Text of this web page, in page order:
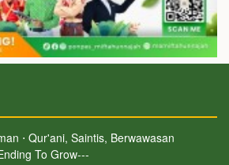
⋅ Qur'ani, Saintis, Berwawasan
To Grow---